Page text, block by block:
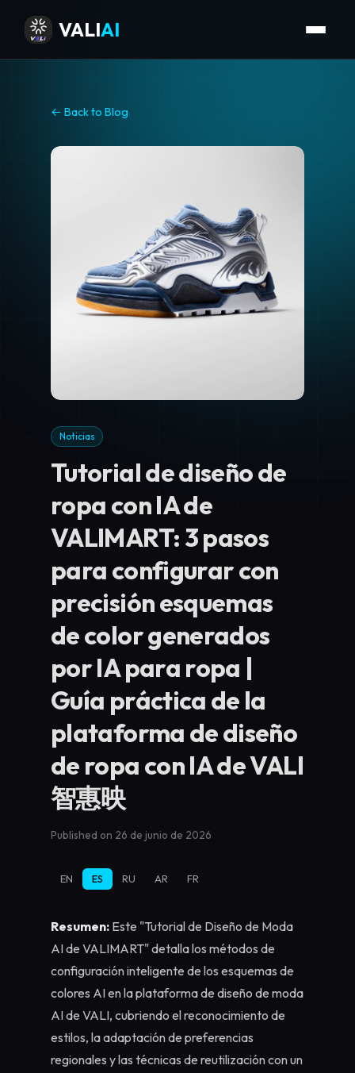
VALIAI
← Back to Blog
Noticias
Tutorial de diseño de
ropa con IA de
VALIMART: 3 pasos
para configurar con
precisión esquemas
de color generados
por IA para ropa |
Guía práctica de la
plataforma de diseño
de ropa con IA de VALI
智惠映
Published on 26 de junio de 2026
EN ES RU AR FR
Resumen: Este "Tutorial de Diseño de Moda
AI de VALIMART" detalla los métodos de
configuración inteligente de los esquemas de
colores AI en la plataforma de diseño de moda
AI de VALI, cubriendo el reconocimiento de
estilos, la adaptación de preferencias
regionales y las técnicas de reutilización con un